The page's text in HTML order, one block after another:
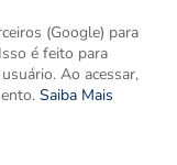
(Google) para
é feito para
Ao acessar,
Saiba Mais